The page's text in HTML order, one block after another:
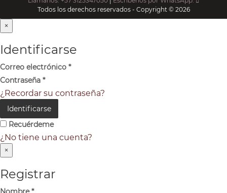
Todos los derechos reservados - Copyright © 2026
×
Identificarse
Correo electrónico *
Contraseña *
¿Recordar su contraseña?
Identificarse
Recuérdeme
¿No tiene una cuenta?
×
Registrar